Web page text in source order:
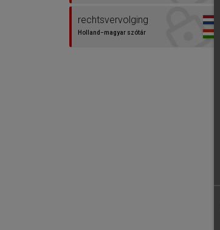
rechtsvervolging
Holland−magyar szótár